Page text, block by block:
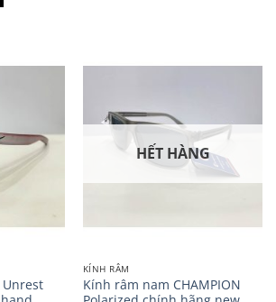
Unrest
HẾT HÀNG
KÍNH RÂM
Kính râm nam CHAMPION